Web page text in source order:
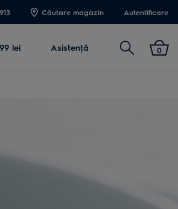
Căutare magazin Autentificare
lei Asistenţă Cautare 0